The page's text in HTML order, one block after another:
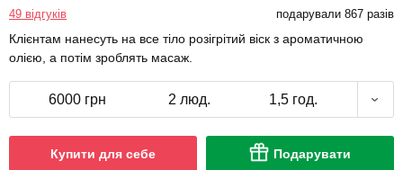
49 відгуків подарували 867 разів
Клієнтам нанесуть на все тіло розігрітий віск з ароматичною
олією, а потім зроблять масаж.
6000 грн 2 люд. 1,5 год.
Купити для себе Подарувати